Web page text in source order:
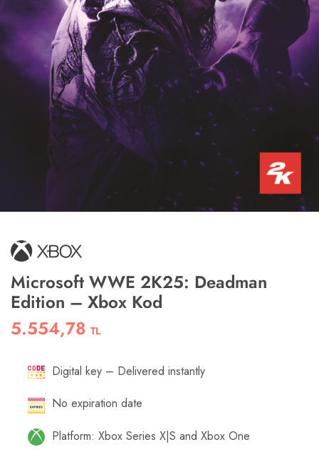
Microsoft WWE 2K25: Deadman
Edition – Xbox Kod
5.554,78 TL
Digital key – Delivered instantly
No expiration date
Platform: Xbox Series X|S and Xbox One